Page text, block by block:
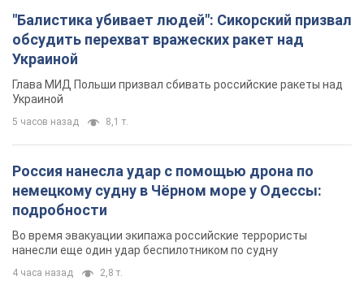
"Балистика убивает людей": Сикорский призвал
обсудить перехват вражеских ракет над
Украиной
Глава МИД Польши призвал сбивать российские ракеты над
Украиной
5 часов назад 8,1 т.
Россия нанесла удар с помощью дрона по
немецкому судну в Чёрном море у Одессы:
подробности
Во время эвакуации экипажа российские террористы
нанесли еще один удар беспилотником по судну
4 часа назад 2,8 т.